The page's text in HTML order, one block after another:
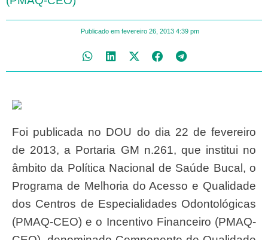
Publicado em fevereiro 26, 2013 4:39 pm
Foi publicada no DOU do dia 22 de fevereiro
de 2013, a Portaria GM n.261, que institui no
âmbito da Política Nacional de Saúde Bucal, o
Programa de Melhoria do Acesso e Qualidade
dos Centros de Especialidades Odontológicas
(PMAQ-CEO) e o Incentivo Financeiro (PMAQ-